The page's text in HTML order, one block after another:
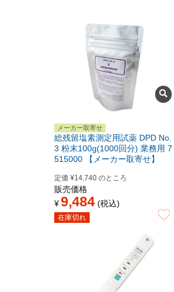
メーカー取寄せ
総残留塩素測定用試薬 DPD No.
3 粉末100g(1000回分) 業務用 7
515000 【メーカー取寄せ】
定価 ¥14,740 のところ
販売価格
¥ 9,484 税込
在庫切れ